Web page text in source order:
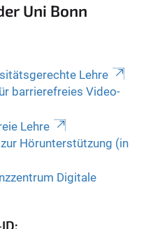
Uni Bonn
Lehre
barrierefreies Video-
Lehre
Hörunterstützung (in
Digitale